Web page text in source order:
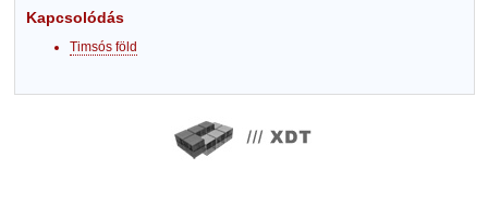
Kapcsolódás
Timsós föld